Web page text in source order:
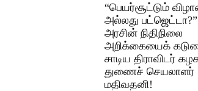
“பெயர்சூட்டும்
அல்லது
அரசின் நிதிநிலை
அறிக்கையைக்
சாடிய திராவிடர்
துணைச் செயலாளர்
மதிவதனி!